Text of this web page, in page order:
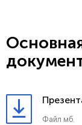
Файл мб.